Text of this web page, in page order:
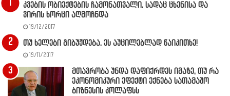
კვების ობიექტების ჩამონათვალი, სადაც ცხენისა და
ვირის ხორცი აღმოჩნდა
19/12/2017
თუ ხელები გიბუჟდება, ეს აუცილებლად წაიკითხე!
19/11/2017
მთავრობა უნდა დაფიქრდეს იმაზე, თუ რა
ეკონომიკური ეფექტი ექნება სათამაშო
ბიზნესის კოლაფსს